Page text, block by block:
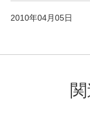
2010年04月05日